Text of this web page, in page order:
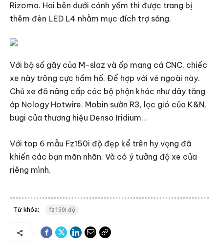
Rizoma. Hai bên dưới cánh yếm thì được trang bị
thêm đèn LED L4 nhằm mục đích trợ sáng.
Với bộ số gãy của M-slaz và ốp mang cá CNC, chiếc
xe này trông cực hầm hố. Để hợp với vẻ ngoài này.
Chủ xe đã nâng cấp các bộ phận khác như dây tăng
áp Nology Hotwire. Mobin sườn R3, lọc gió của K&N,
bugi của thương hiệu Denso Iridium…
Với top 6 mẫu Fz150i độ đẹp kể trên hy vọng đã
khiến các bạn mãn nhãn. Và có ý tưởng độ xe của
riêng mình.
Từ khóa: fz150i độ